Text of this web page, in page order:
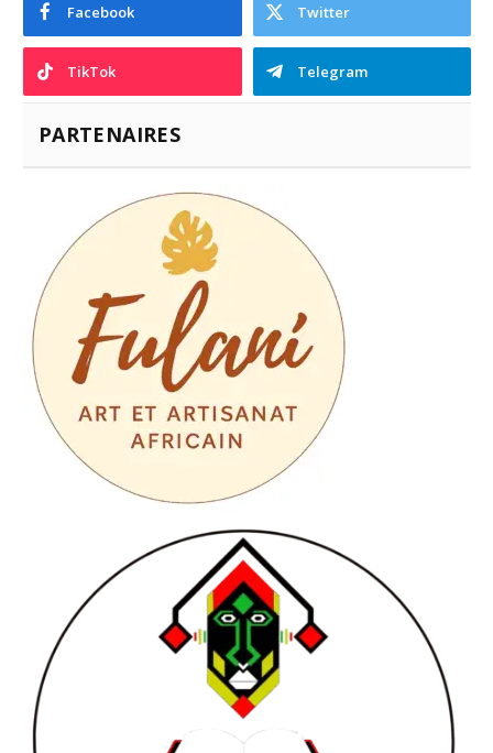
Facebook Twitter
TikTok Telegram
PARTENAIRES